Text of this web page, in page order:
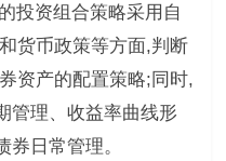
投资组合策略采用自
货币政策等方面,判断
资产的配置策略;同时,
管理、收益率曲线形
日常管理。